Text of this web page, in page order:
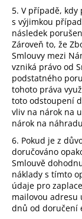
5. V případě,
s výjimkou
následek
Zároveň to, že
Smlouvy mezi
vzniká právo od
podstatného
tohoto práva
toto odstoupení
vliv na nárok na
nárok na
6. Pokud je z
doručováno
Smlouvě
náklady s tímto
údaje pro
mailovou adresu
dnů od doručení